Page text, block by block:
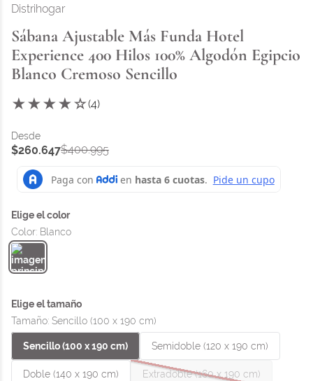
Distrihogar
Sábana Ajustable Más Funda Hotel
Experience 400 Hilos 100% Algodón Egipcio
Blanco Cremoso Sencillo
★★★★☆(4)
$260.647$400.995
Color: Blanco
Tamaño: Sencillo (100 x 190 cm)
Sencillo (100 x 190 cm) Semidoble (120 x 190 cm)
Doble (140 x 190 cm) Extradoble (160 x 190 cm)